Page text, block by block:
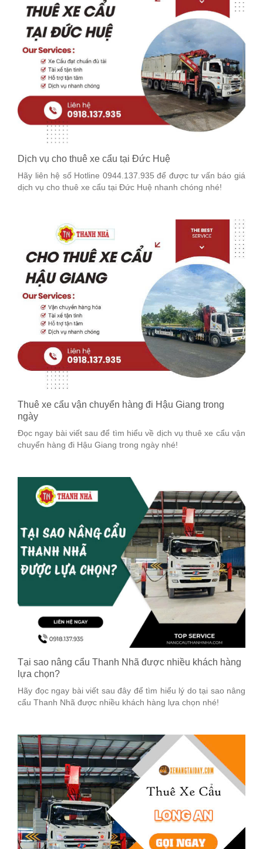
Dịch vụ cho thuê xe cẩu tại Đức Huệ
Hãy liên hệ số Hotline 0944.137.935 để được tư vấn báo giá
dịch vụ cho thuê xe cẩu tại Đức Huệ nhanh chóng nhé!
Thuê xe cẩu vận chuyển hàng đi Hậu Giang trong
ngày
Đọc ngay bài viết sau để tìm hiểu về dịch vụ thuê xe cẩu vận
chuyển hàng đi Hậu Giang trong ngày nhé!
Tại sao nâng cẩu Thanh Nhã được nhiều khách hàng
lựa chọn?
Hãy đọc ngay bài viết sau đây để tìm hiểu lý do tại sao nâng
cẩu Thanh Nhã được nhiều khách hàng lựa chọn nhé!